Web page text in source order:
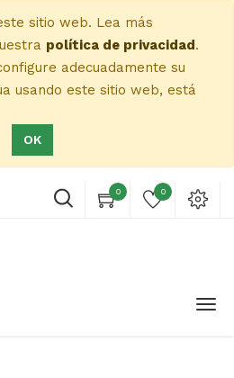
sitio web. Lea más
política de privacidad.
adecuadamente su
usando este sitio web, está
OK
0 0